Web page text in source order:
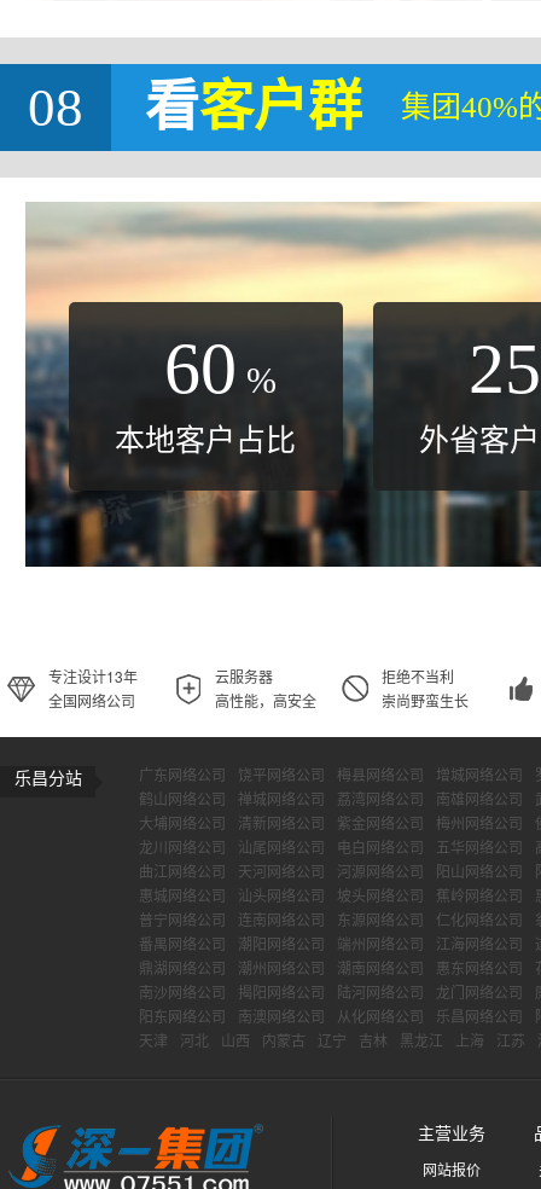
08 看客户群 集团40%
60 %
本地客户占比
25
外省客
专注设计13年
全国网络公司
云服务器
高性能，高安全
拒绝不当利
崇尚野蛮生长
乐昌分站 广东网络公司 饶平网络公司 梅县网络公司 增城网络公司
鹤山网络公司
禅城网络公司 荔湾网络公司 南雄网络公司
大埔网络公司
清新网络公司 紫金网络公司 梅州网络公司
龙川网络公司
汕尾网络公司 电白网络公司 五华网络公司
曲江网络公司
天河网络公司 河源网络公司 阳山网络公司
惠城网络公司
汕头网络公司 坡头网络公司 蕉岭网络公司
普宁网络公司
连南网络公司 东源网络公司 仁化网络公司
番禺网络公司
潮阳网络公司 端州网络公司 江海网络公司
鼎湖网络公司
潮州网络公司 潮南网络公司 惠东网络公司
南沙网络公司
揭阳网络公司 陆河网络公司 龙门网络公司
阳东网络公司
南澳网络公司 从化网络公司 乐昌网络公司
天津
河北 山西 内蒙古 辽宁 吉林 黑龙江 上海 江苏
主营业务
网站报价